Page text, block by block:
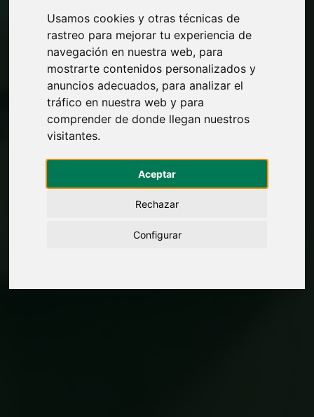
Usamos cookies y otras técnicas de
rastreo para mejorar tu experiencia de
navegación en nuestra web, para
mostrarte contenidos personalizados y
anuncios adecuados, para analizar el
tráfico en nuestra web y para
comprender de donde llegan nuestros
visitantes.
Aceptar
Rechazar
Configurar